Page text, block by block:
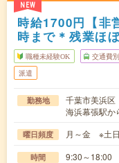
NEW
時給1700円【非
時まで＊残業ほ
職種未経験OK 交通費
派遣
勤務地
千葉市美浜区
海浜幕張駅か
曜日頻度 月～金 ※土
時間 9:30～18:00